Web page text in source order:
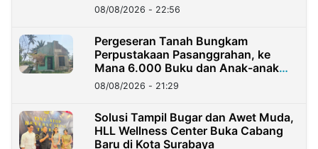
08/08/2026 - 22:56
Pergeseran Tanah Bungkam
Perpustakaan Pasanggrahan, ke
Mana 6.000 Buku dan Anak-anak
Kini?
08/08/2026 - 21:29
Solusi Tampil Bugar dan Awet Muda,
HLL Wellness Center Buka Cabang
Baru di Kota Surabaya